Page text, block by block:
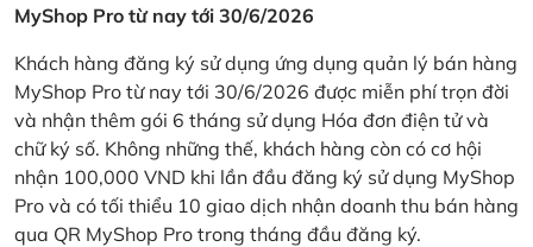
MyShop Pro từ nay tới 30/6/2026
Khách hàng đăng ký sử dụng ứng dụng quản lý bán hàng
MyShop Pro từ nay tới 30/6/2026 được miễn phí trọn đời
và nhận thêm gói 6 tháng sử dụng Hóa đơn điện tử và
chữ ký số. Không những thế, khách hàng còn có cơ hội
nhận 100,000 VND khi lần đầu đăng ký sử dụng MyShop
Pro và có tối thiểu 10 giao dịch nhận doanh thu bán hàng
qua QR MyShop Pro trong tháng đầu đăng ký.